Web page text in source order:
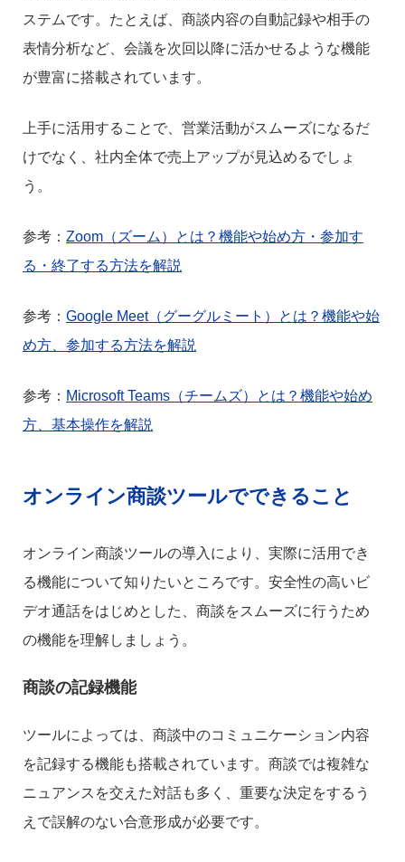
ステムです。たとえば、商談内容の自動記録や相手の
表情分析など、会議を次回以降に活かせるような機能
が豊富に搭載されています。
上手に活用することで、営業活動がスムーズになるだ
けでなく、社内全体で売上アップが見込めるでしょ
う。
参考： Zoom（ズーム）とは？機能や始め方・参加す
る・終了する方法を解説
参考： Google Meet（グーグルミート）とは？機能や始
め方、参加する方法を解説
参考： Microsoft Teams（チームズ）とは？機能や始め
方、基本操作を解説
オンライン商談ツールでできること
オンライン商談ツールの導入により、実際に活用でき
る機能について知りたいところです。安全性の高いビ
デオ通話をはじめとした、商談をスムーズに行うため
の機能を理解しましょう。
商談の記録機能
ツールによっては、商談中のコミュニケーション内容
を記録する機能も搭載されています。商談では複雑な
ニュアンスを交えた対話も多く、重要な決定をするう
えで誤解のない合意形成が必要です。